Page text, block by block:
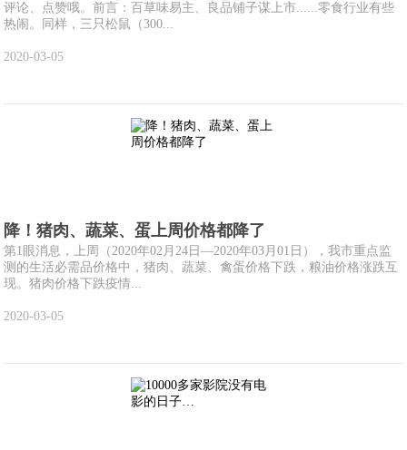
评论、点赞哦。前言：百草味易主、良品铺子谋上市......零食行业有些
热闹。同样，三只松鼠（300...
2020-03-05
降！猪肉、蔬菜、蛋上周价格都降了
第1眼消息，上周（2020年02月24日—2020年03月01日），我市重点监
测的生活必需品价格中，猪肉、蔬菜、禽蛋价格下跌，粮油价格涨跌互
现。猪肉价格下跌疫情...
2020-03-05